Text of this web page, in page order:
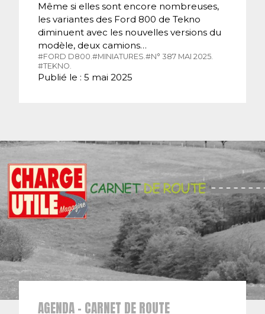
Même si elles sont encore nombreuses,
les variantes des Ford 800 de Tekno
diminuent avec les nouvelles versions du
modèle, deux camions…
#FORD D800.#MINIATURES.#N° 387 MAI 2025.
#TEKNO.
Publié le : 5 mai 2025
AGENDA - CARNET DE ROUTE